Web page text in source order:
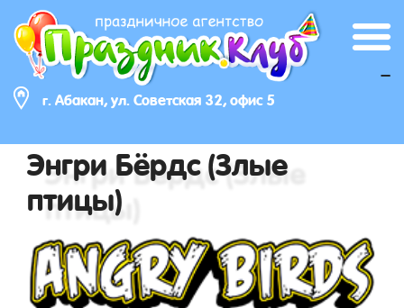
г. Абакан, ул. Советская 32, офис 5
_
Энгри Бёрдс (Злые
птицы)